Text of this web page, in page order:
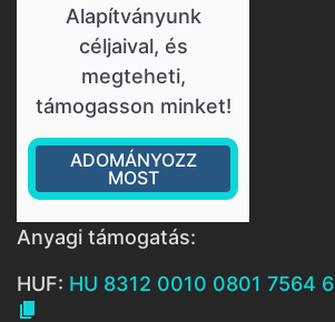
Alapítványunk
céljaival, és
megteheti,
támogasson minket!
ADOMÁNYOZZ
MOST
Anyagi támogatás:
HUF: HU 8312 0010 0801 7564
